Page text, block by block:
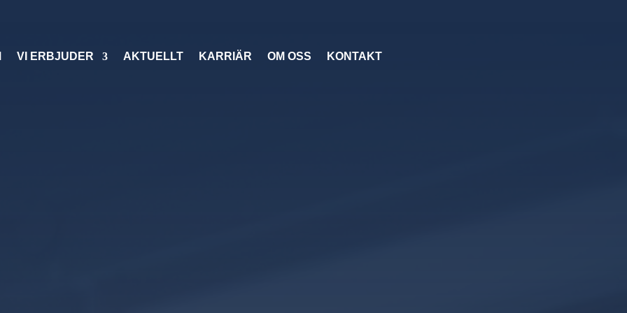
VI ERBJUDER AKTUELLT KARRIÄR OM OSS KONTAKT